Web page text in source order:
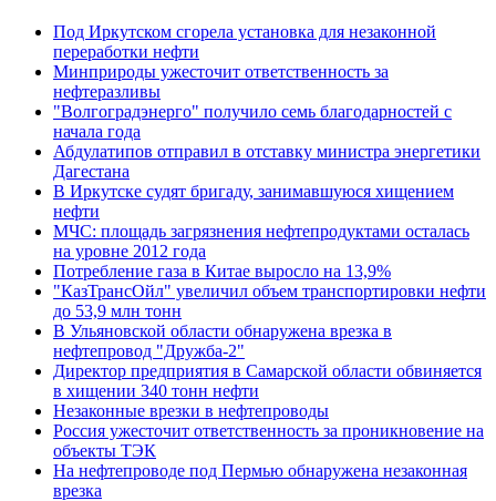
Под Иркутском сгорела установка для незаконной
переработки нефти
Минприроды ужесточит ответственность за
нефтеразливы
"Волгоградэнерго" получило семь благодарностей с
начала года
Абдулатипов отправил в отставку министра энергетики
Дагестана
В Иркутске судят бригаду, занимавшуюся хищением
нефти
МЧС: площадь загрязнения нефтепродуктами осталась
на уровне 2012 года
Потребление газа в Китае выросло на 13,9%
"КазТрансОйл" увеличил объем транспортировки нефти
до 53,9 млн тонн
В Ульяновской области обнаружена врезка в
нефтепровод "Дружба-2"
Директор предприятия в Самарской области обвиняется
в хищении 340 тонн нефти
Незаконные врезки в нефтепроводы
Россия ужесточит ответственность за проникновение на
объекты ТЭК
На нефтепроводе под Пермью обнаружена незаконная
врезка